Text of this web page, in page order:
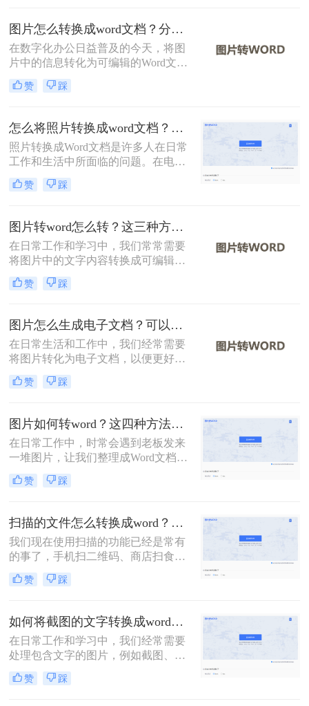
能。那么如何把图片转换成word呢？
本文将介绍三种将图片转换成Word的
方法。
图片怎么转换成word文档？分享三种实用方法指南！
在数字化办公日益普及的今天，将图
片中的信息转化为可编辑的Word文档
变得尤为重要。那么图片怎么转换成
word文档呢？本文将介绍三种常见的
赞 踩
怎么将照片转换成word文档？教你三种转换方法！
照片转换成Word文档是许多人在日常
工作和生活中所面临的问题。在电子
文档的使用越来越广泛的今天，将照
片转换成可编辑的Word文档可以大大
转换成word文档呢？下面将详细介绍
几种将照片转换成Word文档的方法，
希望对您有所帮助。
赞 踩
图片转word怎么转？这三种方法学习一下！
在日常工作和学习中，我们常常需要
将图片中的文字内容转换成可编辑的
Word文档。那么图片转word怎么转
呢？为了帮助您轻松实现这一转换，
Word的方法。
赞 踩
图片怎么生成电子文档？可以试试这三个方法！
在日常生活和工作中，我们经常需要
将图片转化为电子文档，以便更好地
编辑、存储和分享。那么图片怎么生
成电子文档呢？本文将介绍三种将图
实现这一需求。
赞 踩
图片如何转word？这四种方法帮你转换！
在日常工作中，时常会遇到老板发来
一堆图片，让我们整理成Word文档再
发给他的情况！如果图片很少，还可
以一个字一个字敲击键盘整理，如果
显得力不从心了！该怎么办呢？下面
转转师妹就教大家四个图片如何转
word方法！
赞 踩
扫描的文件怎么转换成word？教你三种转换方法！
我们现在使用扫描的功能已经是常有
的事了，手机扫二维码、商店扫食品
条形码等等。这些都是我们现在对于
扫描功能的应用，那么我们可以在工
吗？接下来就让我们来给大家介绍扫
描的文件怎么转换成word吧！
赞 踩
如何将截图的文字转换成word？四种简单好用方法分享！
在日常工作和学习中，我们经常需要
处理包含文字的图片，例如截图、扫
描文档等。为了更高效地利用这些信
息，将截图中的文字提取出来显得尤
赞 踩